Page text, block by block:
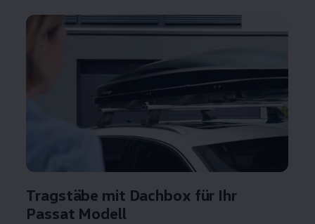
Tragstäbe mit Dachbox für Ihr
Passat Modell